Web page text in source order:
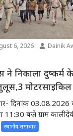
6, 2026
Dainik
ने निकाला दुष्कर्म
दिनांक 03.08.2026
बजे ग्राम
के आंगन में...
स्थानीय समाचार